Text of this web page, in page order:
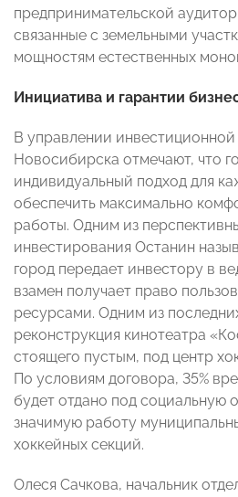
предпринимательской
связанные с земельными
мощностям естественных
Инициатива и гарантии
В управлении
Новосибирска отмечают, что
индивидуальный подход для
обеспечить максимально
работы. Одним из
инвестирования Останин
город передает инвестору в
взамен получает право
ресурсами. Одним из
реконструкция кинотеатра
стоящего пустым, под центр
По условиям договора, 35%
будет отдано под социальную
значимую работу
хоккейных секций.
Олеся Сачкова, начальник